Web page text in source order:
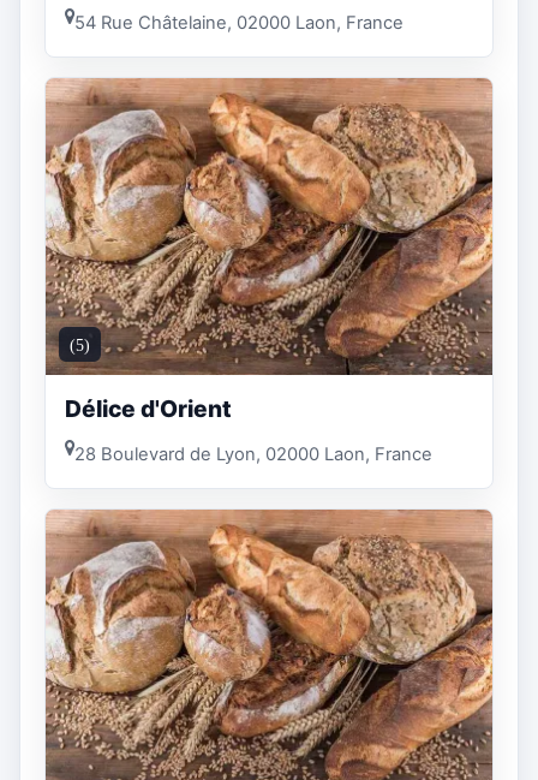
54 Rue Châtelaine, 02000 Laon, France
(5)
Délice d'Orient
28 Boulevard de Lyon, 02000 Laon, France